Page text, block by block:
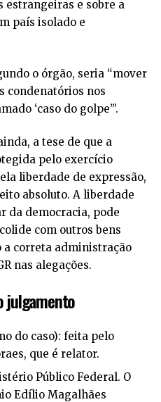
estrangeiras e sobre a
país isolado e
o órgão, seria “mover
condenatórios nos
‘caso do golpe’”.
a tese de que a
pelo exercício
liberdade de expressão,
absoluto. A liberdade
da democracia, pode
com outros bens
correta administração
nas alegações.
julgamento
do caso): feita pelo
que é relator.
Público Federal. O
Edílio Magalhães